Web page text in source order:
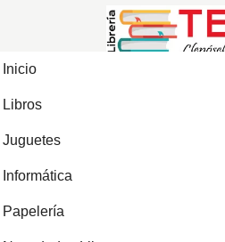
Inicio
Libros
Juguetes
Informática
Papelería